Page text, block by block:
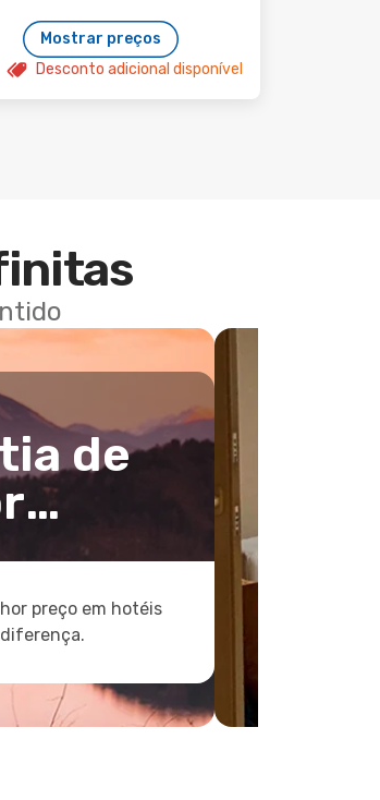
Mostrar preços
Desconto adicional disponível
de
preço em hotéis